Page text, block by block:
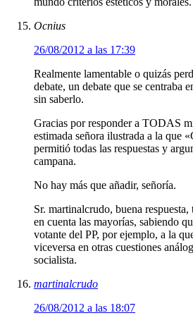
Ocnius
26/08/2012 a las 17:39
Realmente lamentable o quizás
debate, un debate que se centraba
sin saberlo.
Gracias por responder a TODAS
estimada señora ilustrada a la que
permitió todas las respuestas y
campana.
No hay más que añadir, señoría.
Sr. martinalcrudo, buena
en cuenta las mayorías, sabiendo
votante del PP, por ejemplo, a la
viceversa en otras cuestiones
socialista.
martinalcrudo
26/08/2012 a las 18:07